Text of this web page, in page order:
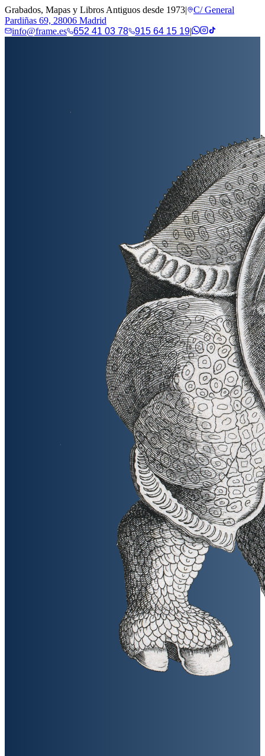
Grabados, Mapas y Libros Antiguos desde 1973|
C/ General
Pardiñas 69, 28006 Madrid
info@frame.es
652 41 03 78 915 64 15 19|